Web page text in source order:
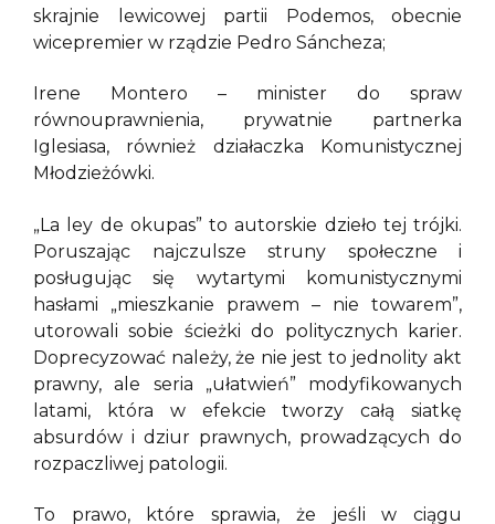
skrajnie lewicowej partii Podemos, obecnie
wicepremier w rządzie Pedro Sáncheza;
Irene Montero – minister do spraw
równouprawnienia, prywatnie partnerka
Iglesiasa, również działaczka Komunistycznej
Młodzieżówki.
„La ley de okupas” to autorskie dzieło tej trójki.
Poruszając najczulsze struny społeczne i
posługując się wytartymi komunistycznymi
hasłami „mieszkanie prawem – nie towarem”,
utorowali sobie ścieżki do politycznych karier.
Doprecyzować należy, że nie jest to jednolity akt
prawny, ale seria „ułatwień” modyfikowanych
latami, która w efekcie tworzy całą siatkę
absurdów i dziur prawnych, prowadzących do
rozpaczliwej patologii.
To prawo, które sprawia, że jeśli w ciągu